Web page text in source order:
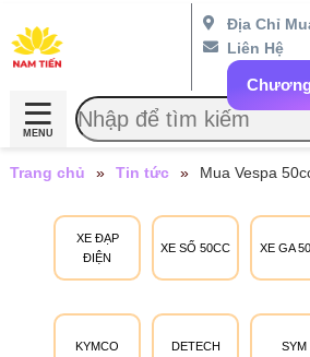
Địa Chỉ
Liên Hệ
MENU
XE ĐẠP
ĐIỆN
XE SỐ 50CC XE GA
KYMCO DETECH SYM
Trang chủ » Tin tức » Mua Vespa